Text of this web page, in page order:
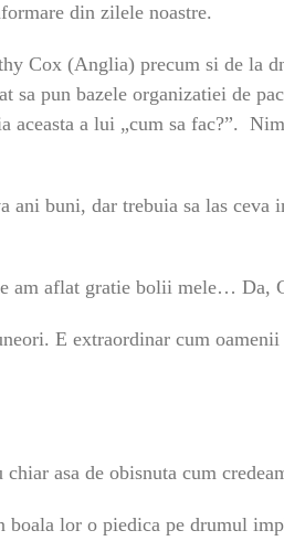
din zilele noastre.
Cox (Anglia) precum si de la
sa pun bazele organizatiei de
a lui „cum sa fac?”.
ani buni, dar trebuia sa las
am aflat gratie bolii mele…
E extraordinar cum
asa de obisnuta cum
boala lor o piedica pe drumul